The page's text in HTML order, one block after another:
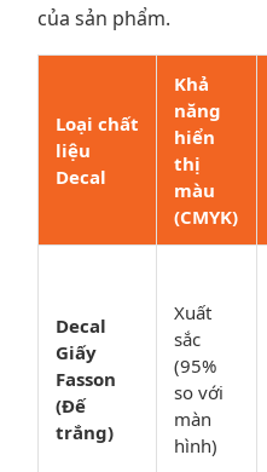
của sản phẩm.
Loại chất
liệu
Decal
Khả
năng
hiển
thị
màu
(CMYK)
Decal
Giấy
Fasson
(Đế
trắng)
Xuất
sắc
(95%
so với
màn
hình)